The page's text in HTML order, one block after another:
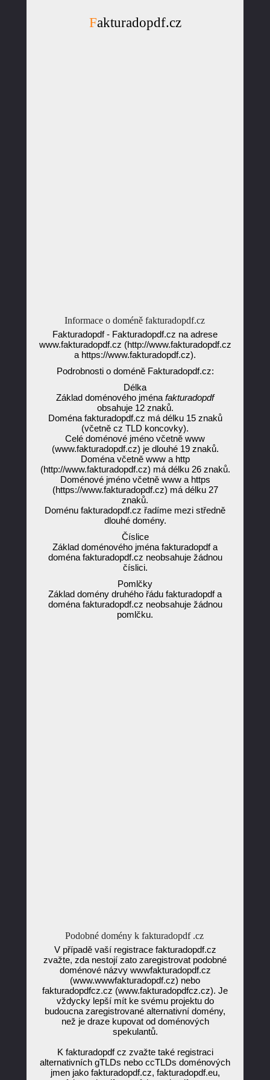
Fakturadopdf.cz
Informace o doméně fakturadopdf.cz
Fakturadopdf - Fakturadopdf.cz na adrese
www.fakturadopdf.cz (http://www.fakturadopdf.cz
a https://www.fakturadopdf.cz).
Podrobnosti o doméně Fakturadopdf.cz:
Délka
Základ doménového jména fakturadopdf
obsahuje 12 znaků.
Doména fakturadopdf.cz má délku 15 znaků
(včetně cz TLD koncovky).
Celé doménové jméno včetně www
(www.fakturadopdf.cz) je dlouhé 19 znaků.
Doména včetně www a http
(http://www.fakturadopdf.cz) má délku 26 znaků.
Doménové jméno včetně www a https
(https://www.fakturadopdf.cz) má délku 27
znaků.
Doménu fakturadopdf.cz řadíme mezi středně
dlouhé domény.
Číslice
Základ doménového jména fakturadopdf a
doména fakturadopdf.cz neobsahuje žádnou
číslici.
Pomlčky
Základ domény druhého řádu fakturadopdf a
doména fakturadopdf.cz neobsahuje žádnou
pomlčku.
Podobné domény k fakturadopdf .cz
V případě vaší registrace fakturadopdf.cz
zvažte, zda nestojí zato zaregistrovat podobné
doménové názvy wwwfakturadopdf.cz
(www.wwwfakturadopdf.cz) nebo
fakturadopdfcz.cz (www.fakturadopdfcz.cz). Je
vždycky lepší mít ke svému projektu do
budoucna zaregistrované alternativní domény,
než je draze kupovat od doménových
spekulantů.
K fakturadopdf cz zvažte také registraci
alternativních gTLDs nebo ccTLDs doménových
jmen jako fakturadopdf.cz, fakturadopdf.eu,